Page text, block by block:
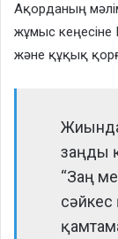
Ақорданың
жұмыс кеңесіне
және құқық
заңды
“Заң
сәйкес